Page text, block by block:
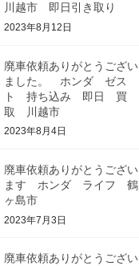
川越市 即日引き取り
2023年8月12日
廃車依頼ありがとうござい
ました。 ホンダ ゼス
ト 持ち込み 即日 買
取 川越市
2023年8月4日
廃車依頼ありがとうござい
ます ホンダ ライフ 鶴
ヶ島市
2023年7月3日
廃車依頼ありがとうござい